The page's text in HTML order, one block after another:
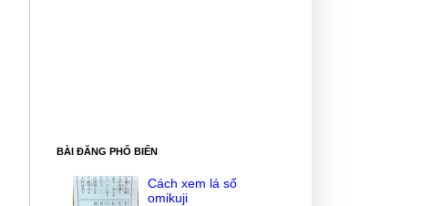
BÀI ĐĂNG PHỔ BIẾN
Cách xem lá số
omikuji